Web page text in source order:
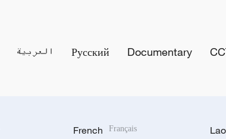
العربية Русский Documentary
French Français Lao